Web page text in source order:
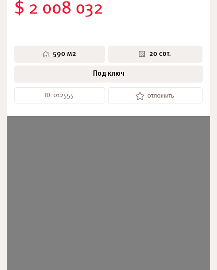
$ 2 008 032
590 м2 20 сот.
Под ключ
ID: 012555 отложить